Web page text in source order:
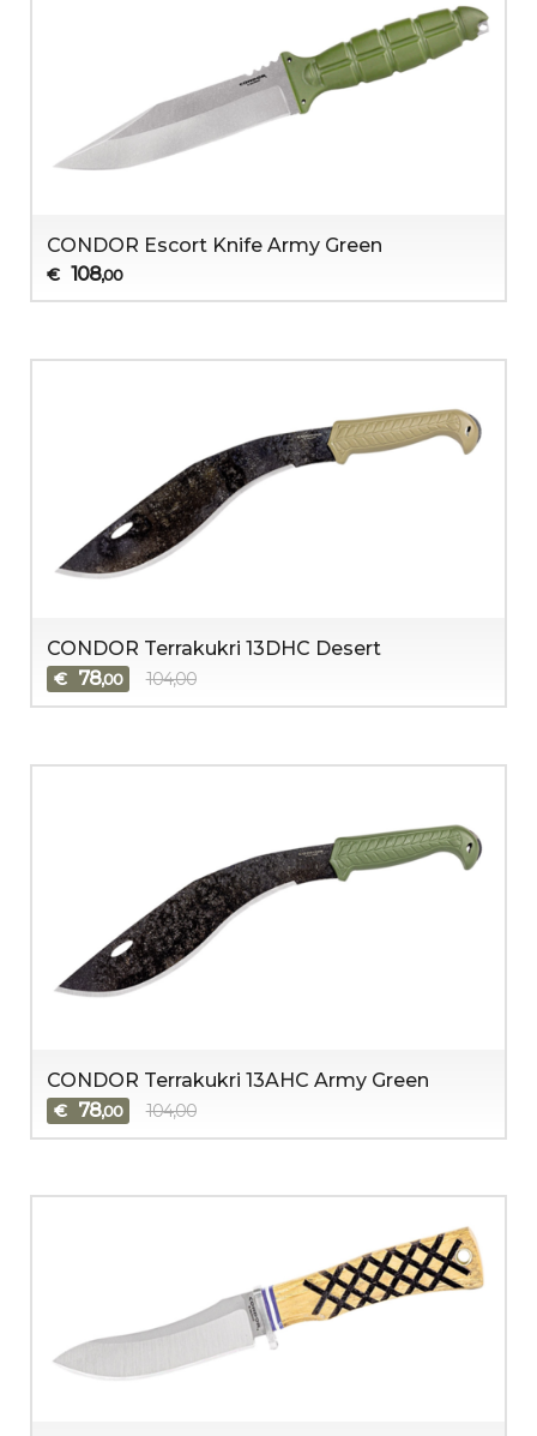
CONDOR Escort Knife Army Green
€ 108,00
CONDOR Terrakukri 13DHC Desert
€ 78,00 104,00
CONDOR Terrakukri 13AHC Army Green
€ 78,00 104,00